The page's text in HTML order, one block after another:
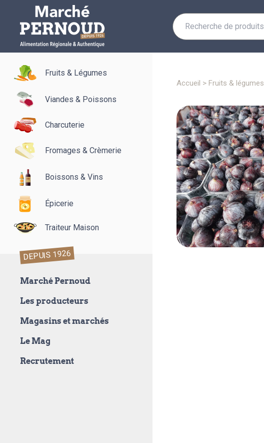
Recherche
pour :
Fruits & Légumes
Viandes & Poissons
Charcuterie
Fromages & Crèmerie
Boissons & Vins
Épicerie
Traiteur Maison
DEPUIS 1926
Marché Pernoud
Les producteurs
Magasins et marchés
Le Mag
Recrutement
accueil > fruits & légumes